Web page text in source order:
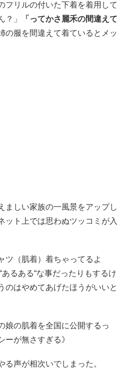
リルの付いた下着を着用して
？」
「ってかさ麗禾の間違えて
の服を間違えて着ているとメッ
しい家族の一風景をアップし
ット上では思わぬツッコミが入
ツ（肌着）着ちゃってるよ
るある“な事だったりもするけ
のはやめてあげたほうがいいと
娘の肌着を全国に公開するっ
が無さすぎる》
声が相次いでしまった。